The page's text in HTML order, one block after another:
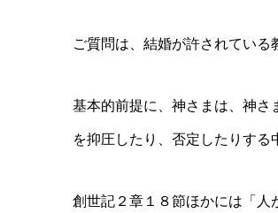
ご質問は、結婚が許されている
基本的前提に、神さまは、神さ
を抑圧したり、否定したりする
創世記２章１８節ほかには「